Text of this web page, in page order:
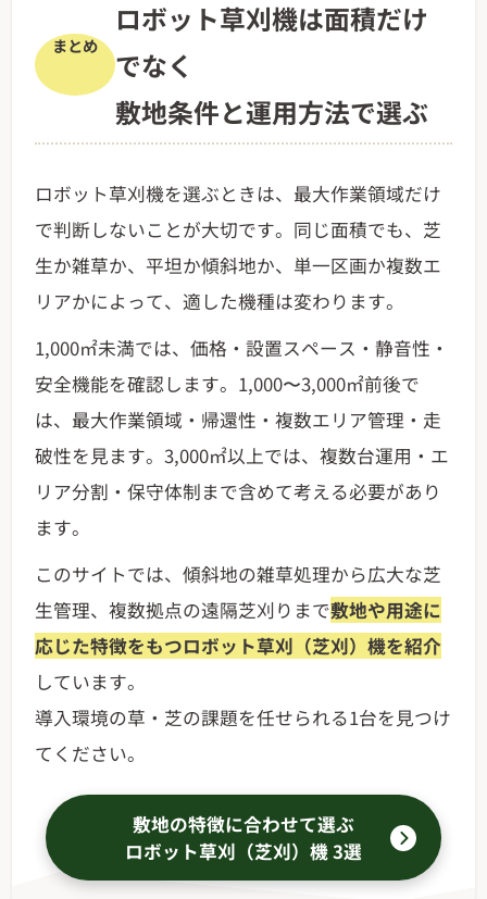
まとめ
ロボット草刈機は面積だけ
でなく
敷地条件と運用方法で選ぶ
ロボット草刈機を選ぶときは、最大作業領域だけ
で判断しないことが大切です。同じ面積でも、芝
生か雑草か、平坦か傾斜地か、単一区画か複数エ
リアかによって、適した機種は変わります。
1,000㎡未満では、価格・設置スペース・静音性・
安全機能を確認します。1,000〜3,000㎡前後で
は、最大作業領域・帰還性・複数エリア管理・走
破性を見ます。3,000㎡以上では、複数台運用・エ
リア分割・保守体制まで含めて考える必要があり
ます。
このサイトでは、傾斜地の雑草処理から広大な芝
生管理、複数拠点の遠隔芝刈りまで敷地や用途に
応じた特徴をもつロボット草刈（芝刈）機を紹介
しています。
導入環境の草・芝の課題を任せられる1台を見つけ
てください。
敷地の特徴に合わせて選ぶ
ロボット草刈（芝刈）機 3選